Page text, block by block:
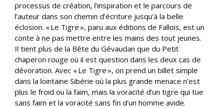
processus de création, l’inspiration et le parcours de
l’auteur dans son chemin d’écriture jusqu’à la belle
éclosion. « Le Tigre », paru aux éditions de Fallois, est un
conte à ne pas mettre entre les mains des tout jeunes.
Il tient plus de la Bête du Gévaudan que du Petit
chaperon rouge où il est question dans les deux cas de
dévoration. Avec « Le Tigre », on prend un billet simple
dans la lointaine Sibérie où la plus grande menace n’est
plus le froid ou la faim, mais la voracité d’un tigre qui tue
sans faim et la voracité sans fin d’un homme avide.